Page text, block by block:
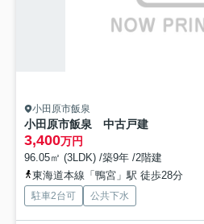
小田原市飯泉
小田原市飯泉 中古戸建
3,400万円
96.05㎡ (3LDK) /築9年 /2階建
東海道本線「鴨宮」駅 徒歩28分
駐車2台可 公共下水